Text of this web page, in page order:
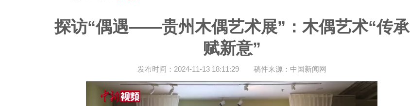
探访“偶遇——贵州木偶艺术展”：木偶艺术“传承
赋新意”
发布时间：2024-11-13 18:11:29 稿件来源：中国新闻网